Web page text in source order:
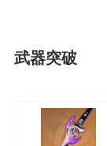
武器突破